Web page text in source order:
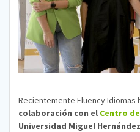
Recientemente Fluency Idiomas
colaboración con el Centro
Universidad Miguel Hernández